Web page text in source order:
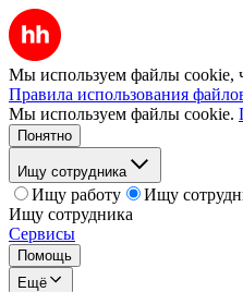
Мы используем файлы cookie,
Правила использования
Мы используем файлы cookie.
Понятно
Ищу сотрудника
Ищу работу
Ищу
Ищу сотрудника
Сервисы
Помощь
Ещё